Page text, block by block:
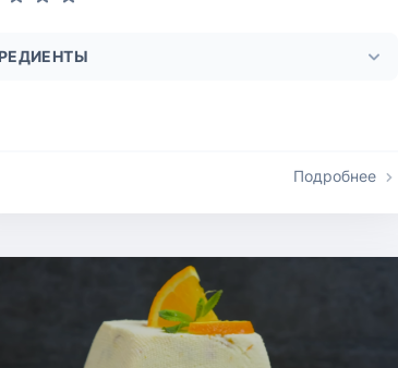
Подробнее